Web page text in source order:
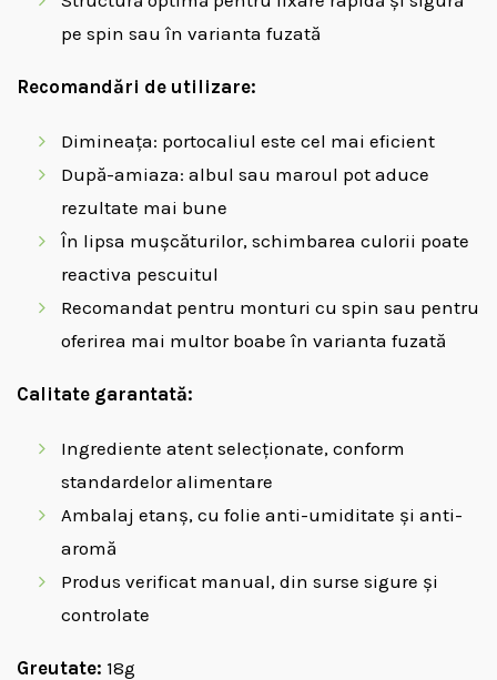
pe spin sau în varianta fuzată
Recomandări de utilizare:
Dimineața: portocaliul este cel mai eficient
După-amiaza: albul sau maroul pot aduce
rezultate mai bune
În lipsa mușcăturilor, schimbarea culorii poate
reactiva pescuitul
Recomandat pentru monturi cu spin sau pentru
oferirea mai multor boabe în varianta fuzată
Calitate garantată:
Ingrediente atent selecționate, conform
standardelor alimentare
Ambalaj etanș, cu folie anti-umiditate și anti-
aromă
Produs verificat manual, din surse sigure și
controlate
Greutate: 18g